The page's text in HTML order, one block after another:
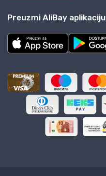
Preuzmi AliBay aplikaciju